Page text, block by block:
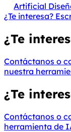
Artificial
¿Te interesa?
¿Te
Contáctanos o
nuestra
¿Te
Contáctanos o
herramienta de